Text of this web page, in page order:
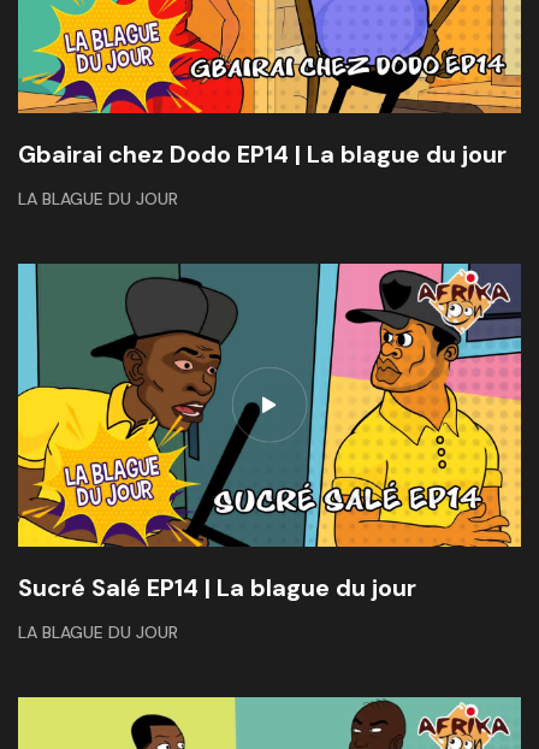
Gbairai chez Dodo EP14 | La blague du jour
LA BLAGUE DU JOUR
Sucré Salé EP14 | La blague du jour
LA BLAGUE DU JOUR